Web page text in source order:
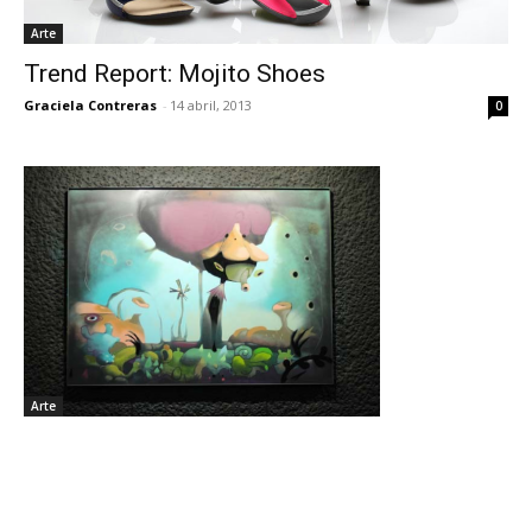
Arte
Trend Report: Mojito Shoes
Graciela Contreras - 14 abril, 2013 0
Arte